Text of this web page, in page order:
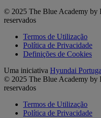
© 2025 The Blue Academy by
reservados
Termos de Utilização
Política de Privacidade
Definições de Cookies
Uma iniciativa Hyundai
© 2025 The Blue Academy by
reservados
Termos de Utilização
Política de Privacidade